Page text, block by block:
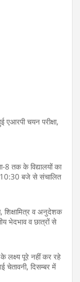
एआरपी चयन परीक्षा,
8 तक के विद्यालयों का
10:30 बजे से संचालित
शिक्षामित्र व अनुदेशक
भेदभाव व छात्रों से
के लक्ष्य पूरे नहीं कर रहे
चेतावनी, दिसम्बर में